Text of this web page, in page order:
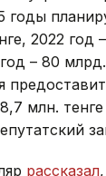
годы
2022 год
год – 80
млн.
рассказал